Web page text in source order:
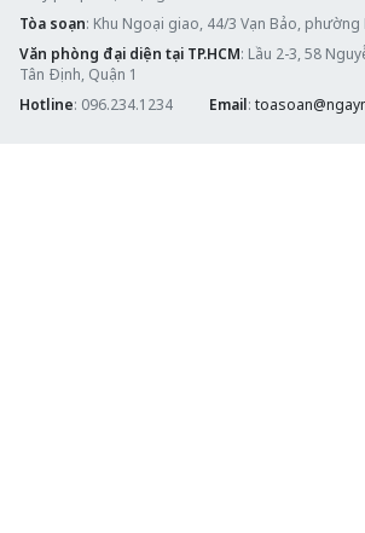
Tòa soạn: Khu Ngoại giao, 44/3 Vạn Bảo, phường
Văn phòng đại diện tại TP.HCM: Lầu 2-3, 58
Tân Định, Quận 1
Hotline: 096.234.1234 Email: